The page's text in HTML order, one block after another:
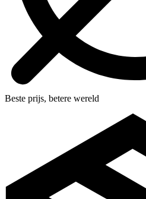
Beste prijs, betere wereld